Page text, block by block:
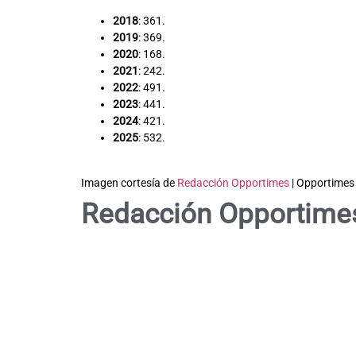
2018: 361.
2019: 369.
2020: 168.
2021: 242.
2022: 491.
2023: 441.
2024: 421.
2025: 532.
Imagen cortesía de Redacción Opportimes | Opportimes
Redacción